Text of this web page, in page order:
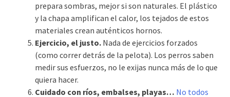
prepara sombras, mejor si son naturales. El plástico
y la chapa amplifican el calor, los tejados de estos
materiales crean auténticos hornos.
Ejercicio, el justo. Nada de ejercicios forzados
(como correr detrás de la pelota). Los perros saben
medir sus esfuerzos, no le exijas nunca más de lo que
quiera hacer.
Cuidado con ríos, embalses, playas… No todos